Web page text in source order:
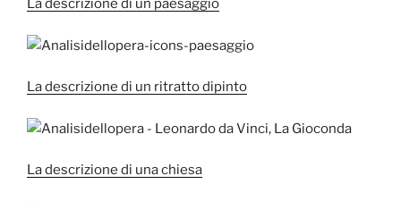
La descrizione di un paesaggio
La descrizione di un ritratto dipinto
La descrizione di una chiesa